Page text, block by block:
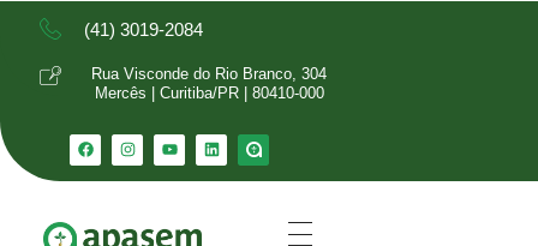
(41) 3019-2084
Rua Visconde do Rio Branco, 304
Mercês | Curitiba/PR | 80410-000